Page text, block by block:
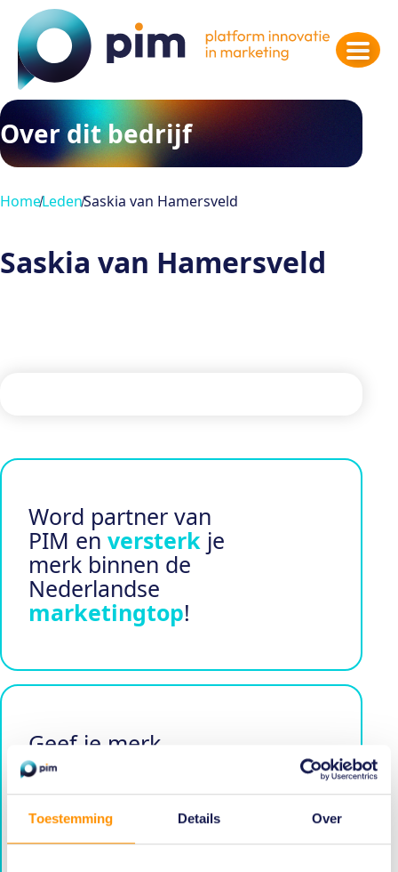
Toestemming Details Over
Over dit bedrijf
HomeLedenSaskia van Hamersveld
Saskia van Hamersveld
Word partner van
PIM en versterk je
merk binnen de
Nederlandse
marketingtop!
Geef je merk
meerwaarde
je aan bij hetPIM
netwerk